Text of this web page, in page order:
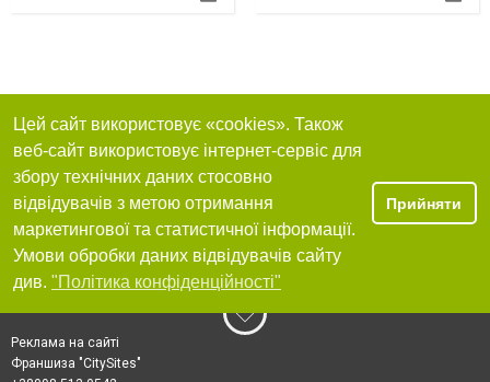
Цей сайт використовує «cookies». Також
веб-сайт використовує інтернет-сервіс для
збору технічних даних стосовно
відвідувачів з метою отримання
маркетингової та статистичної інформації.
Умови обробки даних відвідувачів сайту
див. "Політика конфіденційності"
Прийняти
Реклама на сайті
Франшиза "CitySites"